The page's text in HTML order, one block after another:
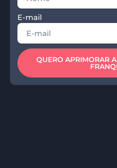
E-mail
QUERO APRIMORAR